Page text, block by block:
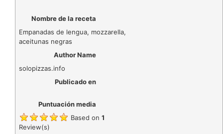
Nombre de la receta
Empanadas de lengua, mozzarella,
aceitunas negras
Author Name
solopizzas.info
Publicado en
Puntuación media
Based on 1
Review(s)